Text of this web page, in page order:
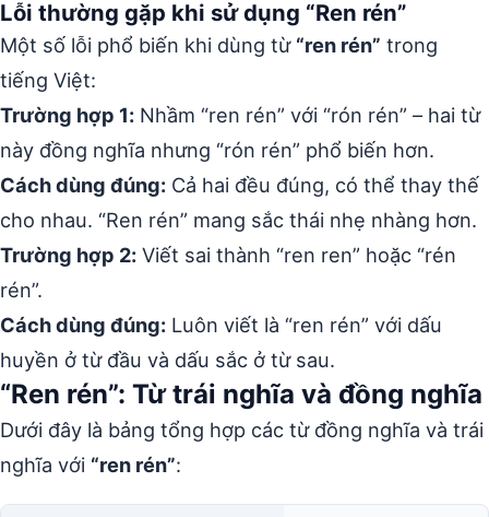
Lỗi thường gặp khi sử dụng “Ren rén”
Một số lỗi phổ biến khi dùng từ “ren rén” trong
tiếng Việt:
Trường hợp 1: Nhầm “ren rén” với “rón rén” – hai từ
này đồng nghĩa nhưng “rón rén” phổ biến hơn.
Cách dùng đúng: Cả hai đều đúng, có thể thay thế
cho nhau. “Ren rén” mang sắc thái nhẹ nhàng hơn.
Trường hợp 2: Viết sai thành “ren ren” hoặc “rén
rén”.
Cách dùng đúng: Luôn viết là “ren rén” với dấu
huyền ở từ đầu và dấu sắc ở từ sau.
“Ren rén”: Từ trái nghĩa và đồng nghĩa
Dưới đây là bảng tổng hợp các từ đồng nghĩa và trái
nghĩa với “ren rén”: